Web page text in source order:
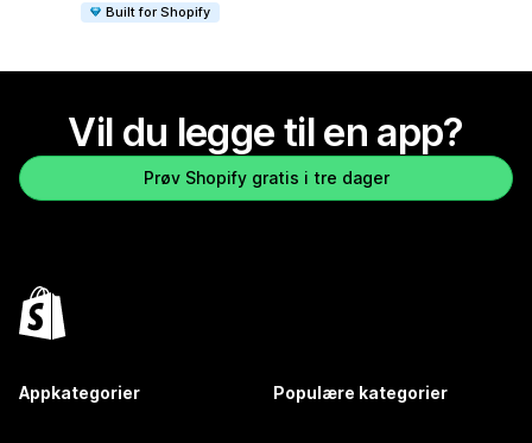
Built for Shopify
Vil du legge til en app?
Prøv Shopify gratis i tre dager
Appkategorier Populære kategorier